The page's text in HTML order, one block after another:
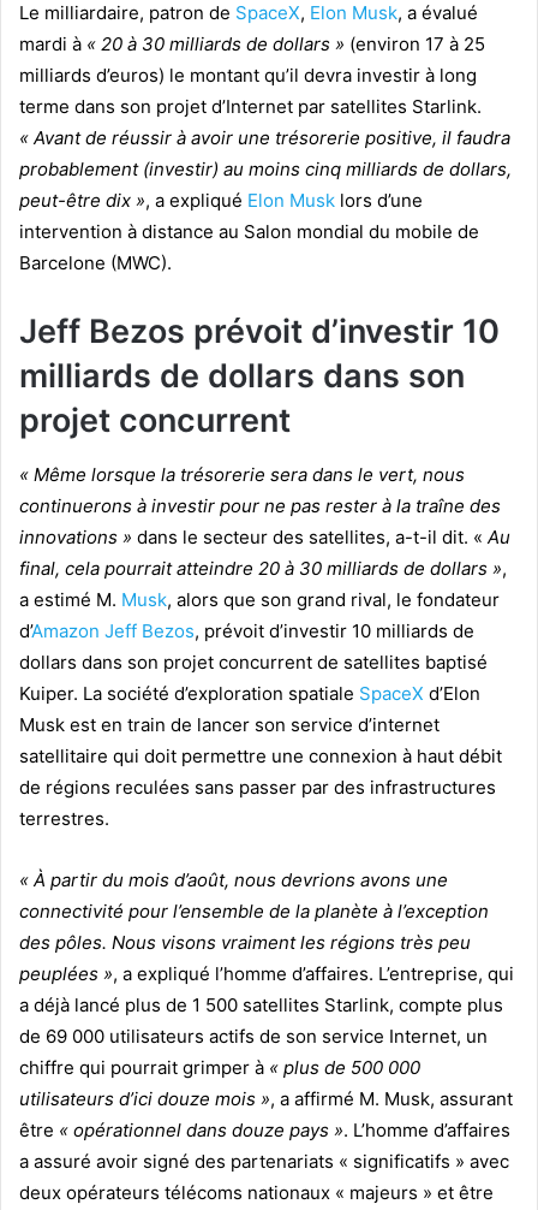
Le milliardaire, patron de SpaceX, Elon Musk, a évalué
mardi à « 20 à 30 milliards de dollars » (environ 17 à 25
milliards d’euros) le montant qu’il devra investir à long
terme dans son projet d’Internet par satellites Starlink.
« Avant de réussir à avoir une trésorerie positive, il faudra
probablement (investir) au moins cinq milliards de dollars,
peut-être dix », a expliqué Elon Musk lors d’une
intervention à distance au Salon mondial du mobile de
Barcelone (MWC).
Jeff Bezos prévoit d’investir 10
milliards de dollars dans son
projet concurrent
« Même lorsque la trésorerie sera dans le vert, nous
continuerons à investir pour ne pas rester à la traîne des
innovations » dans le secteur des satellites, a-t-il dit. « Au
final, cela pourrait atteindre 20 à 30 milliards de dollars »,
a estimé M. Musk, alors que son grand rival, le fondateur
d’Amazon Jeff Bezos, prévoit d’investir 10 milliards de
dollars dans son projet concurrent de satellites baptisé
Kuiper. La société d’exploration spatiale SpaceX d’Elon
Musk est en train de lancer son service d’internet
satellitaire qui doit permettre une connexion à haut débit
de régions reculées sans passer par des infrastructures
terrestres.
« À partir du mois d’août, nous devrions avons une
connectivité pour l’ensemble de la planète à l’exception
des pôles. Nous visons vraiment les régions très peu
peuplées », a expliqué l’homme d’affaires. L’entreprise, qui
a déjà lancé plus de 1 500 satellites Starlink, compte plus
de 69 000 utilisateurs actifs de son service Internet, un
chiffre qui pourrait grimper à « plus de 500 000
utilisateurs d’ici douze mois », a affirmé M. Musk, assurant
être « opérationnel dans douze pays ». L’homme d’affaires
a assuré avoir signé des partenariats « significatifs » avec
deux opérateurs télécoms nationaux « majeurs » et être